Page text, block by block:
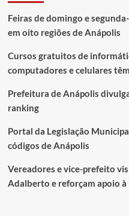
Feiras de domingo e
em oito regiões de Anápolis
Cursos gratuitos de
computadores e celulares
Prefeitura de Anápolis
ranking
Portal da Legislação
códigos de Anápolis
Vereadores e vice-prefeito
Adalberto e reforçam apoio